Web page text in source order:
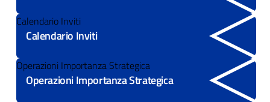
Calendario Inviti
Calendario Inviti
Operazioni Importanza Strategica
Operazioni Importanza Strategica